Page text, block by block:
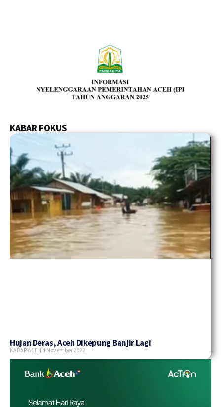
KABAR FOKUS
Hujan Deras, Aceh Dikepung Banjir Lagi
KABAR ACEH 4 November 2022